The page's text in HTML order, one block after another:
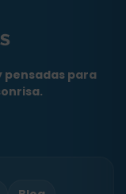
pensadas para